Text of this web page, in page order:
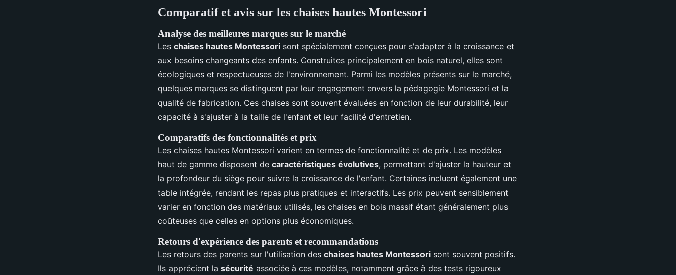
Comparatif et avis sur les chaises hautes Montessori
Analyse des meilleures marques sur le marché
Les chaises hautes Montessori sont spécialement conçues pour s'adapter à la croissance et
aux besoins changeants des enfants. Construites principalement en bois naturel, elles sont
écologiques et respectueuses de l'environnement. Parmi les modèles présents sur le marché,
quelques marques se distinguent par leur engagement envers la pédagogie Montessori et la
qualité de fabrication. Ces chaises sont souvent évaluées en fonction de leur durabilité, leur
capacité à s'ajuster à la taille de l'enfant et leur facilité d'entretien.
Comparatifs des fonctionnalités et prix
Les chaises hautes Montessori varient en termes de fonctionnalité et de prix. Les modèles
haut de gamme disposent de caractéristiques évolutives, permettant d'ajuster la hauteur et
la profondeur du siège pour suivre la croissance de l'enfant. Certaines incluent également une
table intégrée, rendant les repas plus pratiques et interactifs. Les prix peuvent sensiblement
varier en fonction des matériaux utilisés, les chaises en bois massif étant généralement plus
coûteuses que celles en options plus économiques.
Retours d'expérience des parents et recommandations
Les retours des parents sur l'utilisation des chaises hautes Montessori sont souvent positifs.
Ils apprécient la sécurité associée à ces modèles, notamment grâce à des tests rigoureux